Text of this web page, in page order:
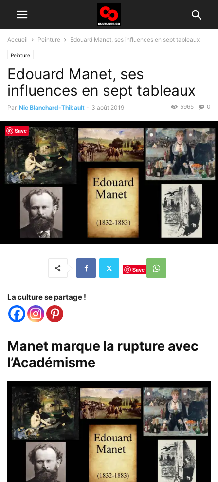
Accueil Peinture Edouard Manet, ses influences en sept tableaux
Peinture
Edouard Manet, ses
influences en sept tableaux
Par Nic Blanchard-Thibault - 3 août 2019 0
5965
Save
La culture se partage !
Manet marque la rupture avec
l’Académisme
Save